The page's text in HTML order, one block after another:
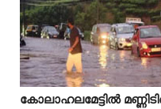
  
കോലാഹലമേട്ടിൽ
Idukki